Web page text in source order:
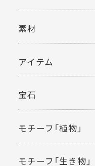
素材
アイテム
宝石
モチーフ「植物」
モチーフ「生き物」